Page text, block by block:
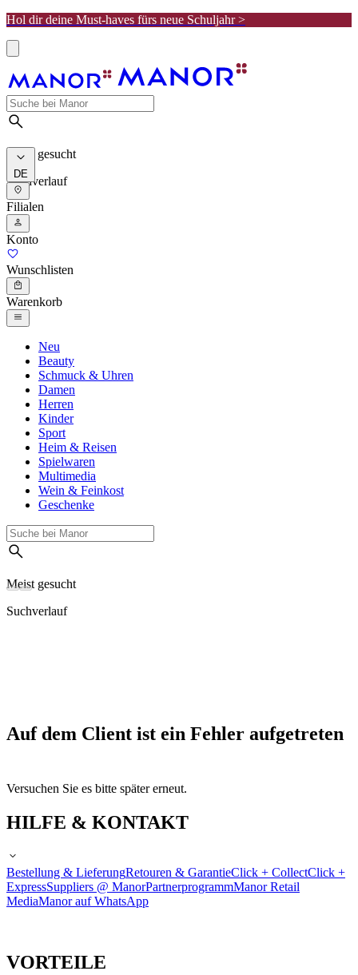
Hol dir deine Must-haves fürs neue Schuljahr >
Meist gesucht
Suchverlauf
DE
Filialen
Konto
Wunschlisten
Warenkorb
Neu
Beauty
Schmuck & Uhren
Damen
Herren
Kinder
Sport
Heim & Reisen
Spielwaren
Multimedia
Wein & Feinkost
Geschenke
Meist gesucht
Suchverlauf
Auf dem Client ist ein Fehler aufgetreten
Versuchen Sie es bitte später erneut.
HILFE & KONTAKT
Bestellung & LieferungRetouren & GarantieClick + CollectClick +
ExpressSuppliers @ ManorPartnerprogrammManor Retail
MediaManor auf WhatsApp
VORTEILE